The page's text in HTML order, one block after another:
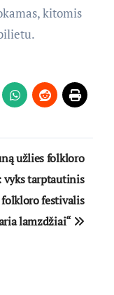
kitomis
užlies folkloro
vyks tarptautinis
folkloro festivalis
lamzdžiai“